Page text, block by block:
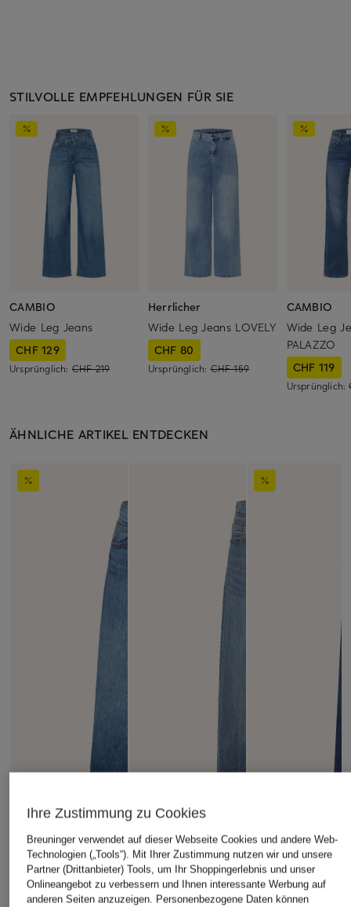
STILVOLLE EMPFEHLUNGEN FÜR SIE
CAMBIO
Wide Leg Jeans
CHF 129
Ursprünglich: CHF 219
Herrlicher
Wide Leg Jeans LOVELY
CHF 80
Ursprünglich:CHF 159
CAMBIO
Wide Leg
PALAZZO
CHF 119
Ursprünglich:
ÄHNLICHE ARTIKEL ENTDECKEN
Ihre Zustimmung zu Cookies
Breuninger verwendet auf dieser Webseite Cookies und andere Web-
Technologien („Tools“). Mit Ihrer Zustimmung nutzen wir und unsere
Partner (Drittanbieter) Tools, um Ihr Shoppingerlebnis und unser
Onlineangebot zu verbessern und Ihnen interessante Werbung auf
anderen Seiten anzuzeigen. Personenbezogene Daten können